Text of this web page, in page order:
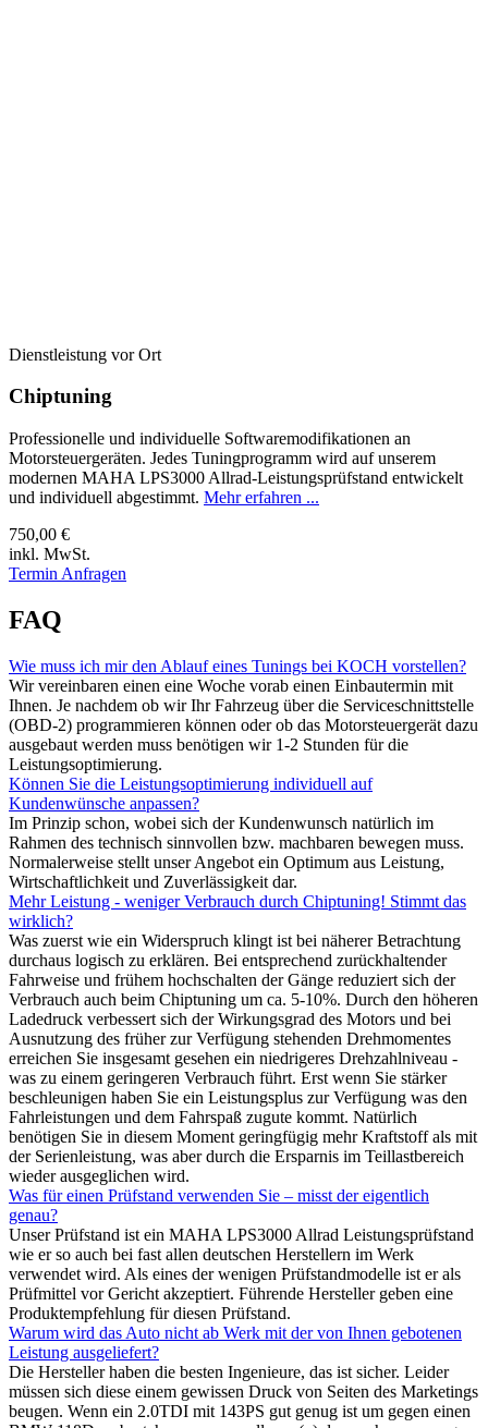
Dienstleistung vor Ort
Chiptuning
Professionelle und individuelle Softwaremodifikationen an
Motorsteuergeräten. Jedes Tuningprogramm wird auf unserem
modernen MAHA LPS3000 Allrad-Leistungsprüfstand entwickelt
und individuell abgestimmt. Mehr erfahren ...
750,00 €
inkl. MwSt.
Termin Anfragen
FAQ
Wie muss ich mir den Ablauf eines Tunings bei KOCH vorstellen?
Wir vereinbaren einen eine Woche vorab einen Einbautermin mit
Ihnen. Je nachdem ob wir Ihr Fahrzeug über die Serviceschnittstelle
(OBD-2) programmieren können oder ob das Motorsteuergerät dazu
ausgebaut werden muss benötigen wir 1-2 Stunden für die
Leistungsoptimierung.
Können Sie die Leistungsoptimierung individuell auf
Kundenwünsche anpassen?
Im Prinzip schon, wobei sich der Kundenwunsch natürlich im
Rahmen des technisch sinnvollen bzw. machbaren bewegen muss.
Normalerweise stellt unser Angebot ein Optimum aus Leistung,
Wirtschaftlichkeit und Zuverlässigkeit dar.
Mehr Leistung - weniger Verbrauch durch Chiptuning! Stimmt das
wirklich?
Was zuerst wie ein Widerspruch klingt ist bei näherer Betrachtung
durchaus logisch zu erklären. Bei entsprechend zurückhaltender
Fahrweise und frühem hochschalten der Gänge reduziert sich der
Verbrauch auch beim Chiptuning um ca. 5-10%. Durch den höheren
Ladedruck verbessert sich der Wirkungsgrad des Motors und bei
Ausnutzung des früher zur Verfügung stehenden Drehmomentes
erreichen Sie insgesamt gesehen ein niedrigeres Drehzahlniveau -
was zu einem geringeren Verbrauch führt. Erst wenn Sie stärker
beschleunigen haben Sie ein Leistungsplus zur Verfügung was den
Fahrleistungen und dem Fahrspaß zugute kommt. Natürlich
benötigen Sie in diesem Moment geringfügig mehr Kraftstoff als mit
der Serienleistung, was aber durch die Ersparnis im Teillastbereich
wieder ausgeglichen wird.
Was für einen Prüfstand verwenden Sie – misst der eigentlich
genau?
Unser Prüfstand ist ein MAHA LPS3000 Allrad Leistungsprüfstand
wie er so auch bei fast allen deutschen Herstellern im Werk
verwendet wird. Als eines der wenigen Prüfstandmodelle ist er als
Prüfmittel vor Gericht akzeptiert. Führende Hersteller geben eine
Produktempfehlung für diesen Prüfstand.
Warum wird das Auto nicht ab Werk mit der von Ihnen gebotenen
Leistung ausgeliefert?
Die Hersteller haben die besten Ingenieure, das ist sicher. Leider
müssen sich diese einem gewissen Druck von Seiten des Marketings
beugen. Wenn ein 2.0TDI mit 143PS gut genug ist um gegen einen